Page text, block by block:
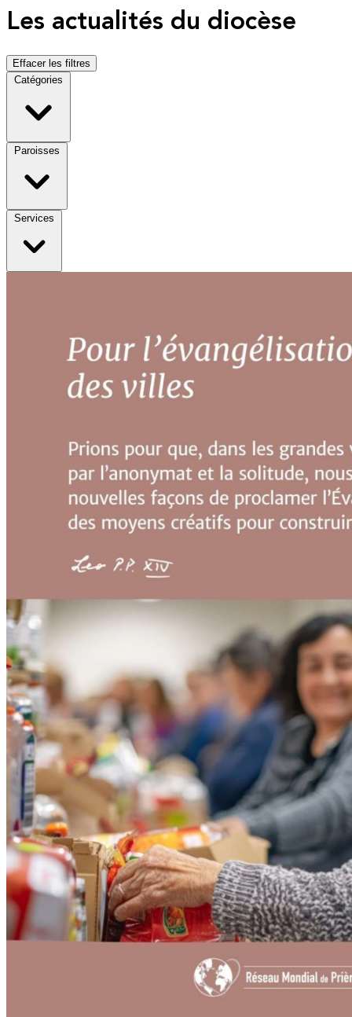
Les actualités du diocèse
Effacer les filtres
Catégories
Paroisses
Services